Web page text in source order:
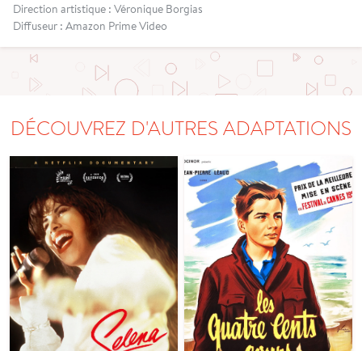
Direction artistique : Véronique Borgias
Diffuseur : Amazon Prime Video
DÉCOUVREZ D'AUTRES ADAPTATIONS